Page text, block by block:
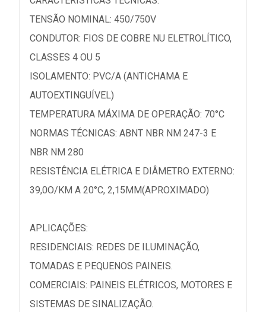
TENSÃO NOMINAL: 450/750V
CONDUTOR: FIOS DE COBRE NU ELETROLÍTICO,
CLASSES 4 OU 5
ISOLAMENTO: PVC/A (ANTICHAMA E
AUTOEXTINGUÍVEL)
TEMPERATURA MÁXIMA DE OPERAÇÃO: 70°C
NORMAS TÉCNICAS: ABNT NBR NM 247-3 E
NBR NM 280
RESISTÊNCIA ELÉTRICA E DIÂMETRO EXTERNO:
39,0O/KM A 20°C, 2,15MM(APROXIMADO)
APLICAÇÕES:
RESIDENCIAIS: REDES DE ILUMINAÇÃO,
TOMADAS E PEQUENOS PAINEIS.
COMERCIAIS: PAINEIS ELÉTRICOS, MOTORES E
SISTEMAS DE SINALIZAÇÃO.